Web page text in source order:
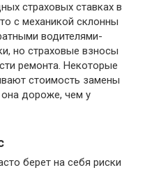
страховых ставках в
с механикой склонны
водителями-
но страховые взносы
ремонта. Некоторые
стоимость замены
дороже, чем у
берет на себя риски